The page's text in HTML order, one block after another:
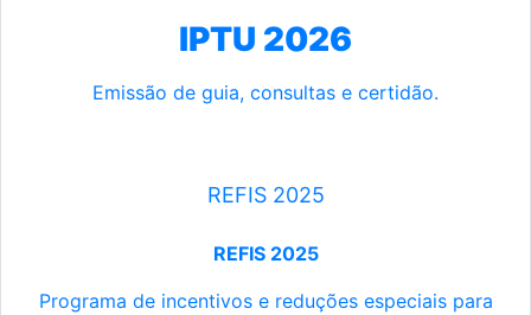
IPTU 2026
Emissão de guia, consultas e certidão.
REFIS 2025
REFIS 2025
Programa de incentivos e reduções especiais para